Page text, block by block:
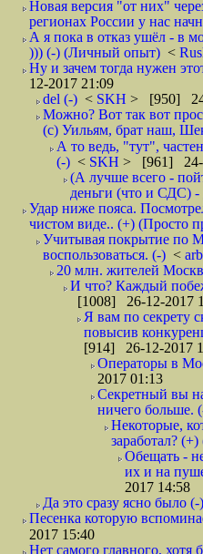
Новая версия "от них"
регионах России у нас
А я пока в отказ ушёл - в
))) (-) (Личный опыт) <
Ну и зачем тогда нужен
12-2017 21:09
del (-) < SKH > [950]
Можно? Вот так вот
(с) Уильям, брат наш,
А то ведь, "тут",
(-) < SKH > [961] 24-
(А лучше всего -
деньги (что и СДС) -
Удар ниже пояса.
чистом виде.. (+) (Просто
Учитывая покрытие по
воспользоваться. (-) <
20 млн. жителей
И что? Каждый
[1008] 26-12-2017
Я вам по секрету
повысив
[914] 26-12-2017
Операторы в
2017 01:13
Секретный вы
ничего больше.
Некоторые,
заработал?
Обещать -
их и на
2017 14:58
Да это сразу ясно было (-)
Песенка которую
2017 15:40
Нет самого главного,